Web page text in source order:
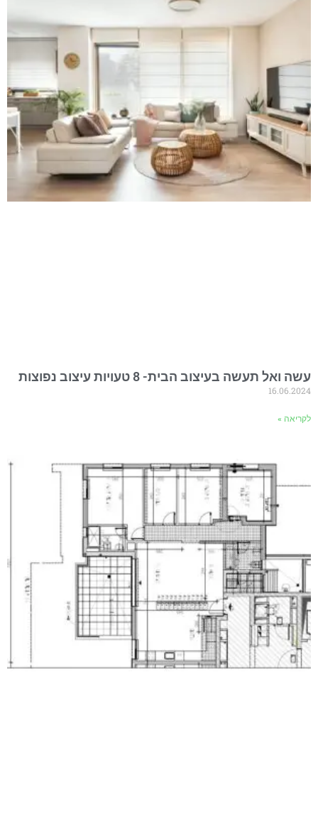
עשה ואל תעשה בעיצוב הבית- 8 טעויות עיצוב נפוצות
16.06.2024
לקריאה »